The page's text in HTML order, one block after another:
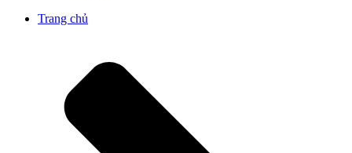
Trang chủ